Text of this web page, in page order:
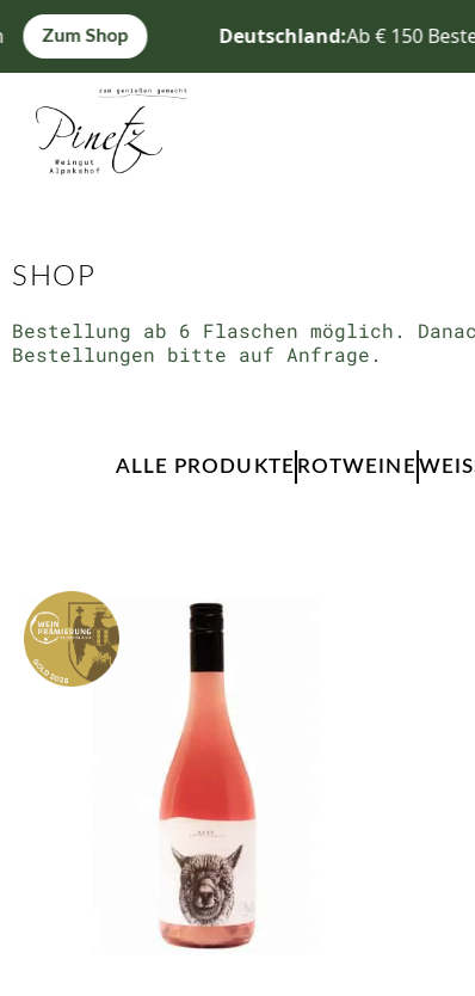
Zum
Inhalt
Zum Shop Deutschland:Ab € 150
SHOP
Bestellung ab 6 Flaschen möglich.
Bestellungen bitte auf Anfrage.
ALLE PRODUKTE ROTWEINE